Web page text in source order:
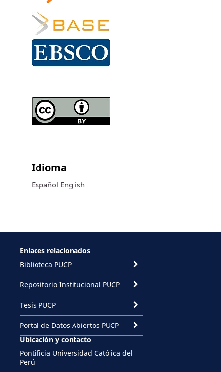
Idioma
Español English
Enlaces relacionados
Biblioteca PUCP
Repositorio Institucional PUCP
Tesis PUCP
Portal de Datos Abiertos PUCP
Ubicación y contacto
Pontificia Universidad Católica del
Perú